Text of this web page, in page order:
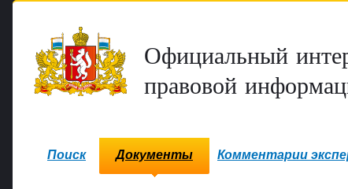
Официальный
правовой
Поиск Документы Комментарии